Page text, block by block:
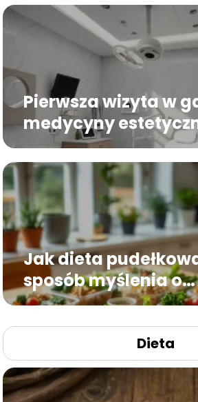
Pierwsza wizyta w
medycyny
się przygotować i o
zapytać?
Jak dieta
sposób myślenia o
codziennym
Dieta